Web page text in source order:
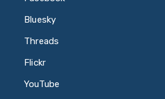
Bluesky
Threads
Flickr
YouTube